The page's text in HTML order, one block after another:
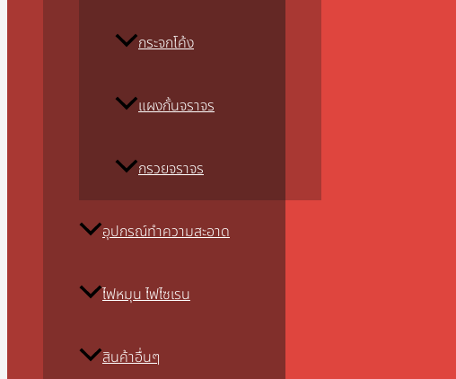
กระจกโค้ง
แผงกั้นจราจร
กรวยจราจร
อุปกรณ์ทำความสะอาด
ไฟหมุน ไฟไซเรน
สินค้าอื่นๆ